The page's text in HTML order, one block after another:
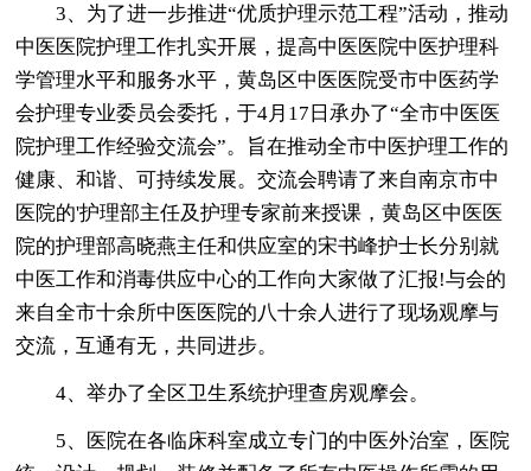
3、为了进一步推进“优质护理示范工程”活动，推动
中医医院护理工作扎实开展，提高中医医院中医护理科
学管理水平和服务水平，黄岛区中医医院受市中医药学
会护理专业委员会委托，于4月17日承办了“全市中医医
院护理工作经验交流会”。旨在推动全市中医护理工作的
健康、和谐、可持续发展。交流会聘请了来自南京市中
医院的'护理部主任及护理专家前来授课，黄岛区中医医
院的护理部高晓燕主任和供应室的宋书峰护士长分别就
中医工作和消毒供应中心的工作向大家做了汇报!与会的
来自全市十余所中医医院的八十余人进行了现场观摩与
交流，互通有无，共同进步。
4、举办了全区卫生系统护理查房观摩会。
5、医院在各临床科室成立专门的中医外治室，医院